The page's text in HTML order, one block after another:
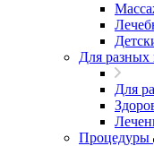
Для разных
Для
Процедуры